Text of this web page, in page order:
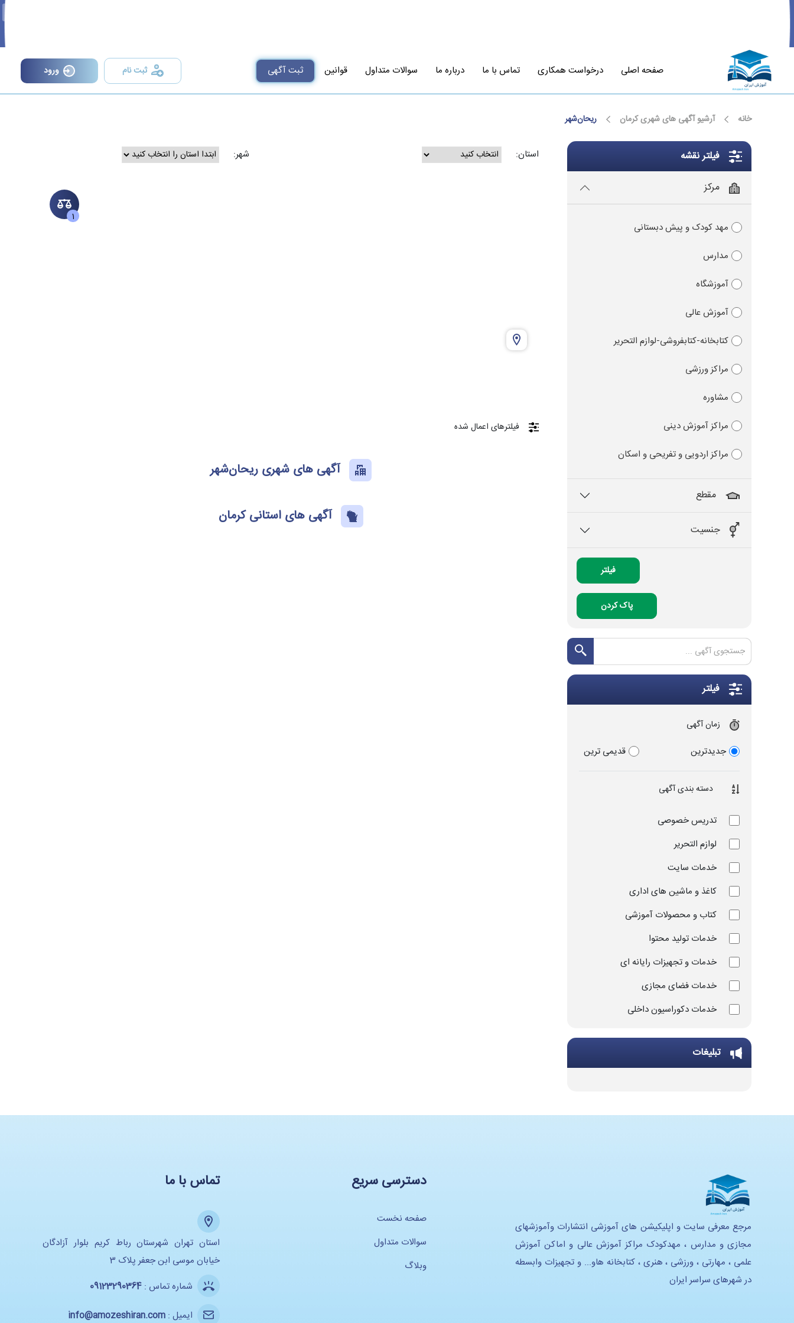
صفحه اصلی درخواست همکاری تماس با ما درباره ما سوالات متداول قوانین ثبت آگهی ثبت نام ورود
خانه آرشیو آگهی های شهری کرمان ریحان‌شهر
فیلتر نقشه
مرکز
مهد کودک و پیش دبستانی
مدارس
آموزشگاه
آموزش عالی
کتابخانه-کتابفروشی-لوازم التحریر
مراکز ورزشی
مشاوره
مراکز آموزش دینی
مراکز اردویی و تفریحی و اسکان
مقطع
جنسیت
فیلتر
پاک کردن
فیلتر
زمان آگهی
جدیدترین قدیمی ترین
دسته بندی آگهی
تدریس خصوصی
لوازم التحریر
خدمات سایت
کاغذ و ماشین های اداری
کتاب و محصولات آموزشی
خدمات تولید محتوا
خدمات و تجهیزات رایانه ای
خدمات فضای مجازی
خدمات دکوراسیون داخلی
تجهیزات و ملزومات ورزشی
تجهیزات استدیویی
تحهیزات لابراتوار زبان
تجهیزات آموزشی و سرگرمی
تجهیزات خانه بازی و سرگرمی
تجهیزات هوشمند سازی
تبلیغات
استان: شهر:
1
فیلترهای اعمال شده
آگهی های شهری ریحان‌شهر
آگهی های استانی کرمان
مرجع معرفی سایت و اپلیکیشن های آموزشی انتشارات وآموزشهای
مجازی و مدارس ، مهدکودک مراکز آموزش عالی و اماکن آموزش
علمی ، مهارتی ، ورزشی ، هنری ، کتابخانه هاو... و تجهیزات وابسطه
در شهرهای سراسر ایران
دسترسی سریع
صفحه نخست
سوالات متداول
وبلاگ
تماس با ما
استان تهران شهرستان رباط کریم بلوار آزادگان
خیابان موسی ابن جعفر پلاک 3
شماره تماس : 09123290364
ایمیل : info@amozeshiran.com